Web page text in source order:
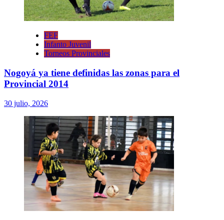
FEF
Infanto Juvenil
Torneos Provinciales
Nogoyá ya tiene definidas las zonas para el
Provincial 2014
30 julio, 2026